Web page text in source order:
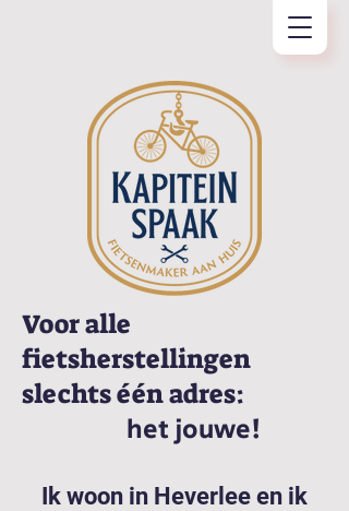
Voor alle
fietsherstellingen
slechts één adres:
het jouwe!
Ik woon in Heverlee en ik